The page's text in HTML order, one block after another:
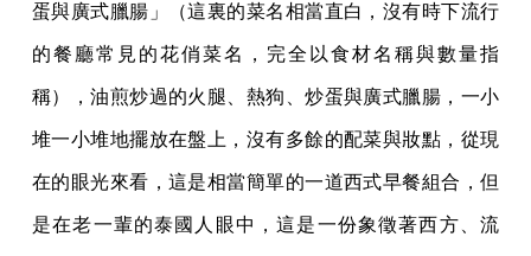
蛋與廣式臘腸」（這裏的菜名相當直白，沒有時下流行
的餐廳常見的花俏菜名，完全以食材名稱與數量指
稱），油煎炒過的火腿、熱狗、炒蛋與廣式臘腸，一小
堆一小堆地擺放在盤上，沒有多餘的配菜與妝點，從現
在的眼光來看，這是相當簡單的一道西式早餐組合，但
是在老一輩的泰國人眼中，這是一份象徵著西方、流